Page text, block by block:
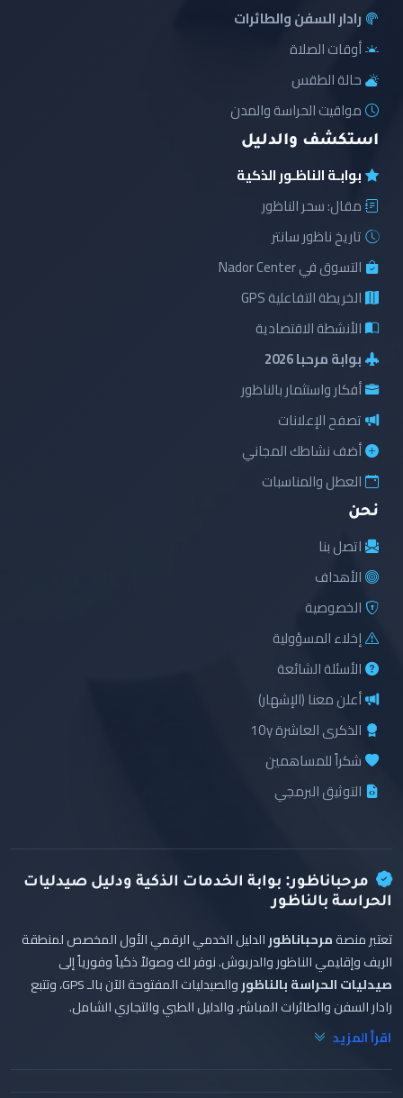
رادار السفن والطائرات
أوقات الصلاة
حالة الطقس
مواقيت الحراسة والمدن
استكشف والدليل
بوابـة الناظـور الذكية
مقال: سحر الناظور
تاريخ ناظور سانتر
التسوق في Nador Center
الخريطة التفاعلية GPS
الأنشطة الاقتصادية
بوابة مرحبا 2026
أفكار واستثمار بالناظور
تصفح الإعلانات
أضف نشاطك المجاني
العطل والمناسبات
نحن
اتصل بنا
الأهداف
الخصوصية
إخلاء المسؤولية
الأسئلة الشائعة
أعلن معنا (الإشهار)
الذكرى العاشرة 10y
شكراً للمساهمين
التوثيق البرمجي
مرحباناظور: بوابة الخدمات الذكية ودليل صيدليات
الحراسة بالناظور
تعتبر منصةمرحباناظورالدليل الخدمي الرقمي الأول المخصص لمنطقة
الريف وإقليمي الناظور والدريوش. نوفر لك وصولاً ذكياً وفورياً إلى
صيدليات الحراسة بالناظور
والصيدليات المفتوحة الآن بالـ GPS، وتتبع
رادار السفن والطائرات المباشر، والدليل الطبي والتجاري الشامل.
اقرأ المزيد